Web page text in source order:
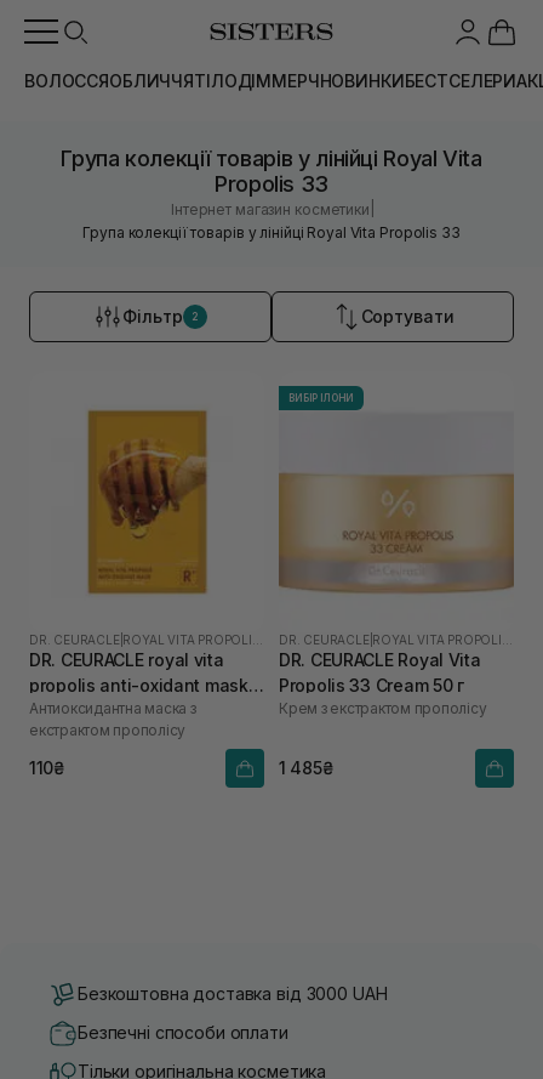
ВОЛОССЯОБЛИЧЧЯТІЛОДІММЕРЧНОВИНКИБЕСТСЕЛЕРИ
Група колекції товарів у лінійці Royal Vita
Propolis 33
Інтернет магазин косметики
Група колекції товарів у лінійці Royal Vita Propolis 33
Фільтр 2 Сортувати
DR. CEURACLE
DR. CEURACLE royal vita
propolis anti-oxidant mask 1
шт
Антиоксидантна маска з
екстрактом прополісу
110₴
ВИБІР ІЛОНИ
DR. CEURACLE
DR. CEURACLE Royal Vita
Propolis 33 Cream 50 г
Крем з екстрактом прополісу
1 485₴
Безкоштовна доставка від 3000 UAH
Безпечні способи оплати
Тільки оригінальна косметика